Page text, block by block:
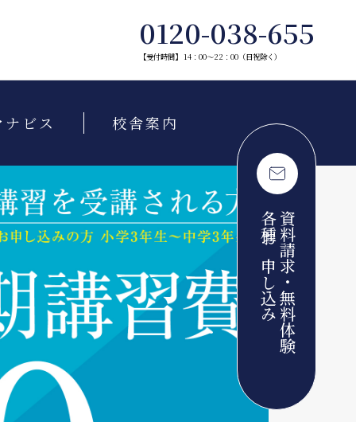
0120-038-655
【受付時間】 14：00〜22：00（日祝除く）
ビス 校舎案内
資料請求・無料体験
各種お申し込み